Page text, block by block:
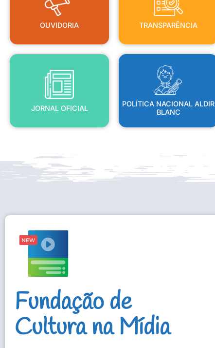
OUVIDORIA TRANSPARÊNCIA
JORNAL OFICIAL
JORNAL OFICIAL
POLÍTICA NACIONAL ALDIR
BLANC
POLÍTICA NACIONAL ALDIR
BLANC
Fundação de
Cultura na Mídia